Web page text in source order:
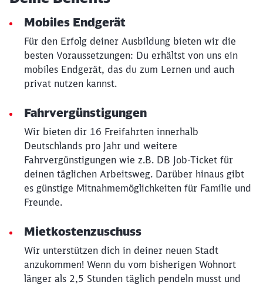
Mobiles Endgerät
Für den Erfolg deiner Ausbildung bieten wir die
besten Voraussetzungen: Du erhältst von uns ein
mobiles Endgerät, das du zum Lernen und auch
privat nutzen kannst.
Fahrvergünstigungen
Wir bieten dir 16 Freifahrten innerhalb
Deutschlands pro Jahr und weitere
Fahrvergünstigungen wie z.B. DB Job-Ticket für
deinen täglichen Arbeitsweg. Darüber hinaus gibt
es günstige Mitnahmemöglichkeiten für Familie und
Freunde.
Mietkostenzuschuss
Wir unterstützen dich in deiner neuen Stadt
anzukommen! Wenn du vom bisherigen Wohnort
länger als 2,5 Stunden täglich pendeln musst und
werden?
Abbrechen Weiter